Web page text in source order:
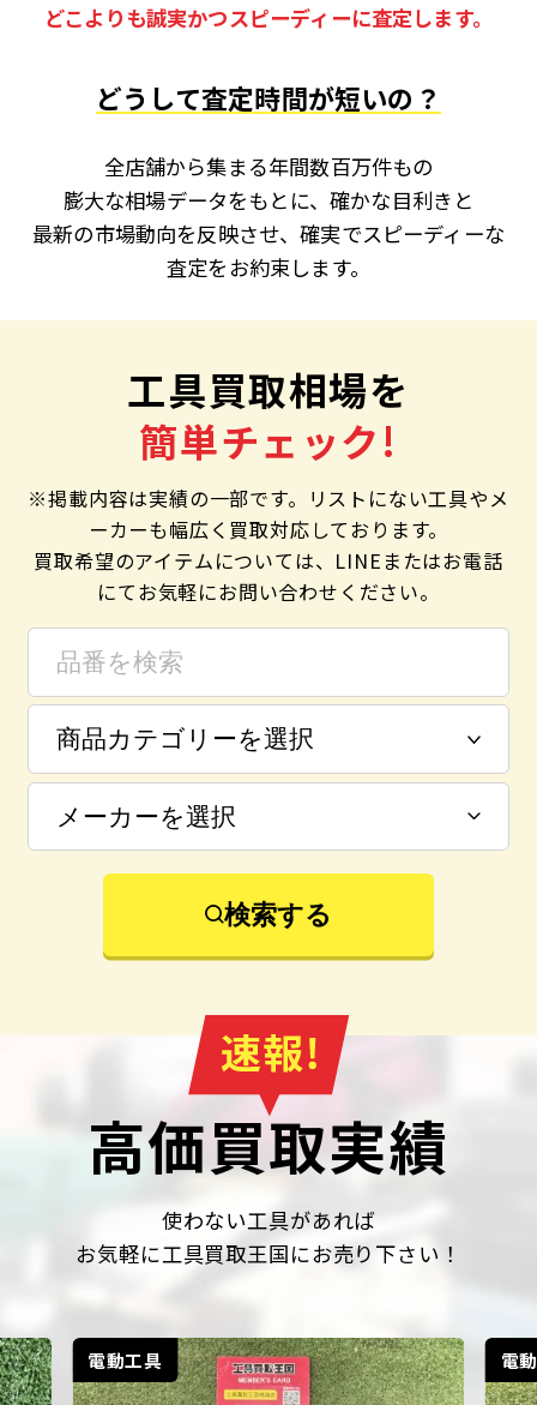
どこよりも誠実かつスピーディーに査定します。
どうして査定時間が短いの？
全店舗から集まる年間数百万件もの
膨大な相場データをもとに、確かな目利きと
最新の市場動向を反映させ、確実でスピーディーな
査定をお約束します。
工具買取相場を
簡単チェック!
※掲載内容は実績の一部です。リストにない工具やメ
ーカーも幅広く買取対応しております。
買取希望のアイテムについては、LINEまたはお電話
にてお気軽にお問い合わせください。
検索する
高価買取実績
使わない工具があれば
お気軽に工具買取王国にお売り下さい！
電動工具 電